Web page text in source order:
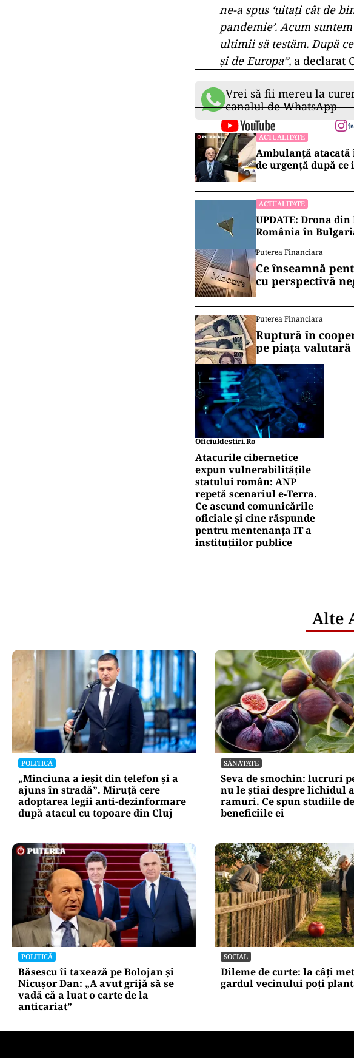
ne-a spus ‘uitaţi cât de
pandemie’. Acum
ultimii să testăm. După
şi de Europa”, a declarat
Vrei să fii mereu la
canalul de WhatsApp
ACTUALITATE
Ambulanță
de urgență după
ACTUALITATE
UPDATE: Drona
România în
Puterea Financiara
Ce înseamnă
cu perspectivă
Puterea Financiara
Ruptură în
pe piața valutară
Oficiuldestiri.ro
Atacurile cibernetice
expun vulnerabilitățile
statului român: ANP
repetă scenariul e‑Terra.
Ce ascund comunicările
oficiale și cine răspunde
pentru mentenanța IT a
instituțiilor publice
Alte
POLITICĂ
„Minciuna a ieșit din telefon și a
ajuns în stradă”. Miruță cere
adoptarea legii anti-dezinformare
după atacul cu topoare din Cluj
SĂNĂTATE
Seva de smochin: lucruri
nu le știai despre lichidul
ramuri. Ce spun studiile
beneficiile ei
POLITICĂ
Băsescu îi taxează pe Bolojan și
Nicușor Dan: „A avut grijă să se
vadă că a luat o carte de la
anticariat”
SOCIAL
Dileme de curte: la câți
gardul vecinului poți